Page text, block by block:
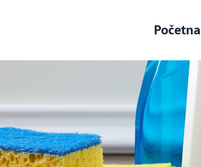
Početna